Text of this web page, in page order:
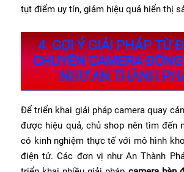
tụt điểm uy tín, giảm hiệu quả hiển thị
4. GỢI Ý GIẢI PHÁP TỪ
CHUYÊN CAMERA
NHƯ AN THÀNH
Để triển khai giải pháp camera quay
được hiệu quả, chủ shop nên tìm đến
có kinh nghiệm thực tế với mô hình
điện tử. Các đơn vị như An Thành